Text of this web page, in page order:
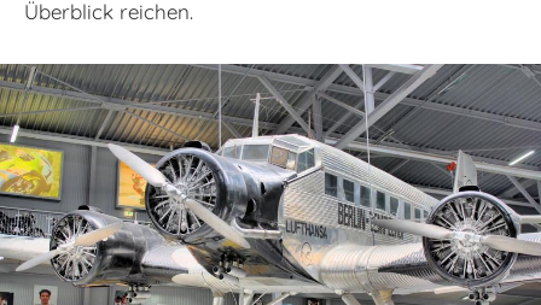
Überblick reichen.